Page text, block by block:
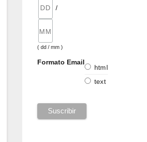
/
( dd / mm )
Formato Email
html
text